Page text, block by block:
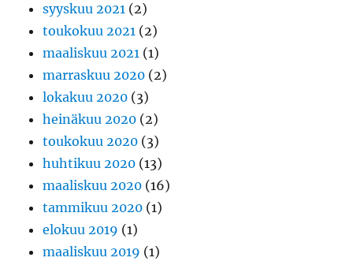
syyskuu 2021 (2)
toukokuu 2021 (2)
maaliskuu 2021 (1)
marraskuu 2020 (2)
lokakuu 2020 (3)
heinäkuu 2020 (2)
toukokuu 2020 (3)
huhtikuu 2020 (13)
maaliskuu 2020 (16)
tammikuu 2020 (1)
elokuu 2019 (1)
maaliskuu 2019 (1)